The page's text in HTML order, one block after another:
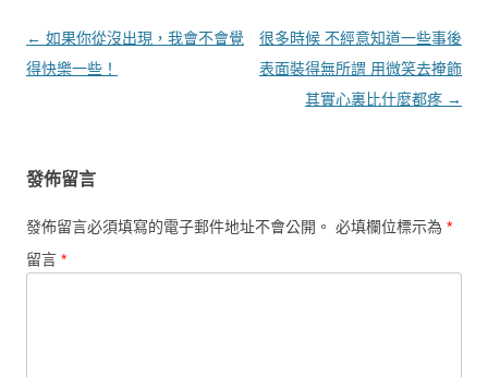
文章導覽
← 如果你從沒出現，我會不會覺
得快樂一些！
很多時候 不經意知道一些事後
表面裝得無所謂 用微笑去掩飾
其實心裏比什麼都疼 →
發佈留言
發佈留言必須填寫的電子郵件地址不會公開。 必填欄位標示為 *
留言 *